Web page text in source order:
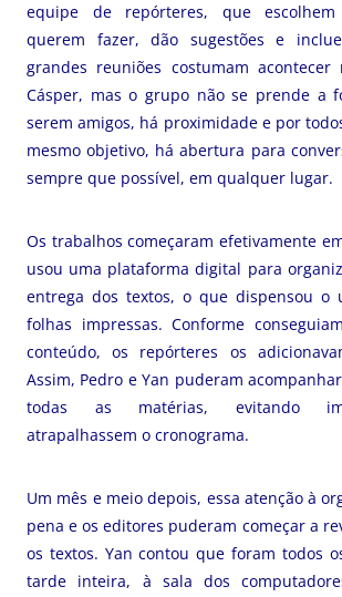
equipe de repórteres, que
querem fazer, dão sugestões e
grandes reuniões costumam
Cásper, mas o grupo não se prende a
serem amigos, há proximidade e por
mesmo objetivo, há abertura para
sempre que possível, em qualquer lugar.
Os trabalhos começaram efetivamente
usou uma plataforma digital para
entrega dos textos, o que dispensou o
folhas impressas. Conforme
conteúdo, os repórteres os
Assim, Pedro e Yan puderam
todas as matérias, evitando
atrapalhassem o cronograma.
Um mês e meio depois, essa atenção à
pena e os editores puderam começar a
os textos. Yan contou que foram todos
tarde inteira, à sala dos